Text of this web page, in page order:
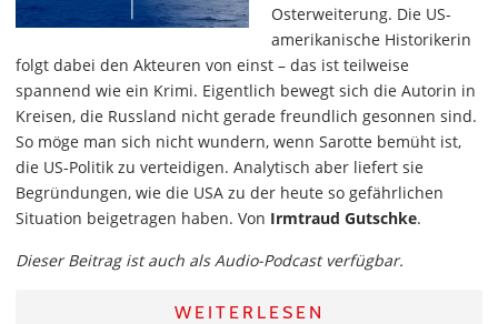
Osterweiterung. Die US-
amerikanische Historikerin
folgt dabei den Akteuren von einst – das ist teilweise
spannend wie ein Krimi. Eigentlich bewegt sich die Autorin in
Kreisen, die Russland nicht gerade freundlich gesonnen sind.
So möge man sich nicht wundern, wenn Sarotte bemüht ist,
die US-Politik zu verteidigen. Analytisch aber liefert sie
Begründungen, wie die USA zu der heute so gefährlichen
Situation beigetragen haben. Von Irmtraud Gutschke.
Dieser Beitrag ist auch als Audio-Podcast verfügbar.
WEITERLESEN